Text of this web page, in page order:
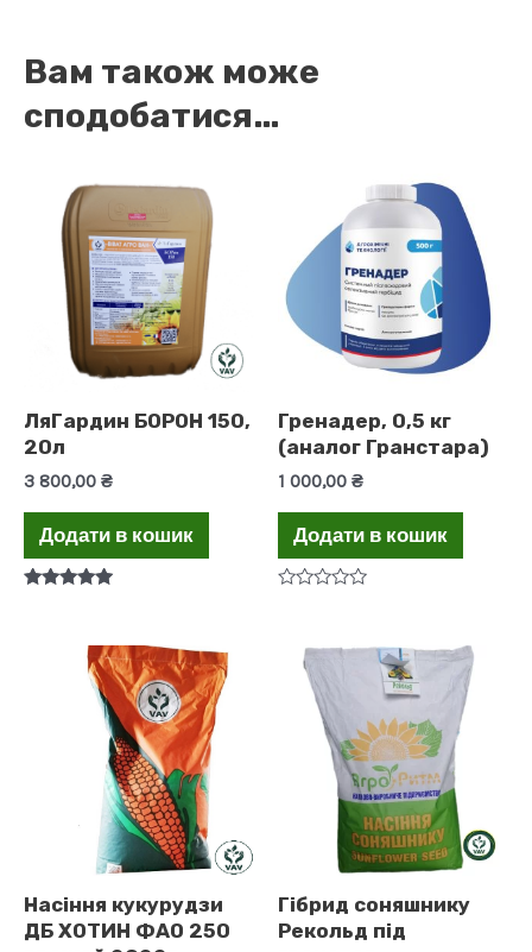
Вам також може
сподобатися…
ЛяГардин БОРОН 150,
20л
3 800,00 ₴
Додати в кошик
Гренадер, 0,5 кг
(аналог Гранстара)
1 000,00 ₴
Додати в кошик
Насіння кукурудзи
ДБ ХОТИН ФАО 250
Гібрид соняшнику
Рекольд під